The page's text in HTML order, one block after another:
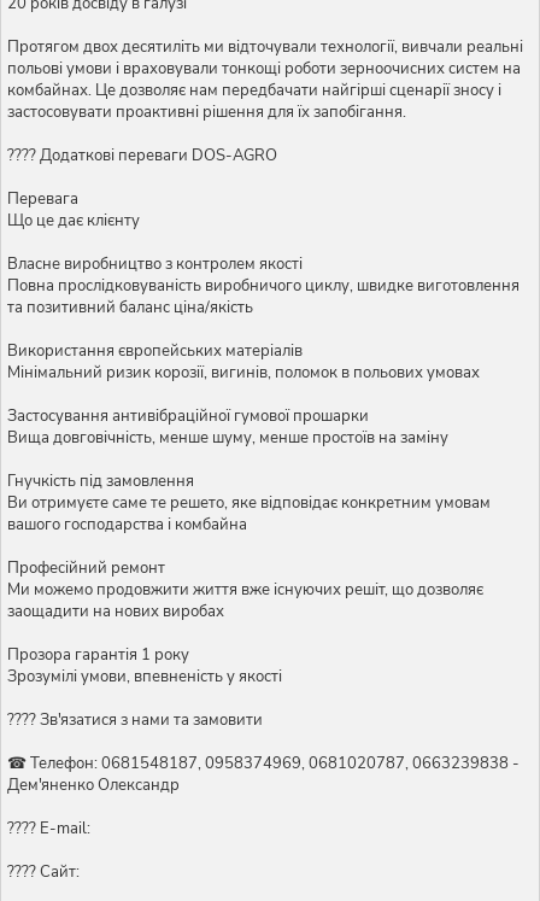
Протягом двох десятиліть ми відточували технології, вивчали реальні
польові умови і враховували тонкощі роботи зерноочисних систем на
комбайнах. Це дозволяє нам передбачати найгірші сценарії зносу і
застосовувати проактивні рішення для їх запобігання.
???? Додаткові переваги DOS-AGRO
Перевага
Що це дає клієнту
Власне виробництво з контролем якості
Повна прослідковуваність виробничого циклу, швидке виготовлення
та позитивний баланс ціна/якість
Використання європейських матеріалів
Мінімальний ризик корозії, вигинів, поломок в польових умовах
Застосування антивібраційної гумової прошарки
Вища довговічність, менше шуму, менше простоїв на заміну
Гнучкість під замовлення
Ви отримуєте саме те решето, яке відповідає конкретним умовам
вашого господарства і комбайна
Професійний ремонт
Ми можемо продовжити життя вже існуючих решіт, що дозволяє
заощадити на нових виробах
Прозора гарантія 1 року
Зрозумілі умови, впевненість у якості
???? Зв'язатися з нами та замовити
☎ Телефон: 0681548187, 0958374969, 0681020787, 0663239838 -
Дем'яненко Олександр
???? E-mail:
???? Сайт: